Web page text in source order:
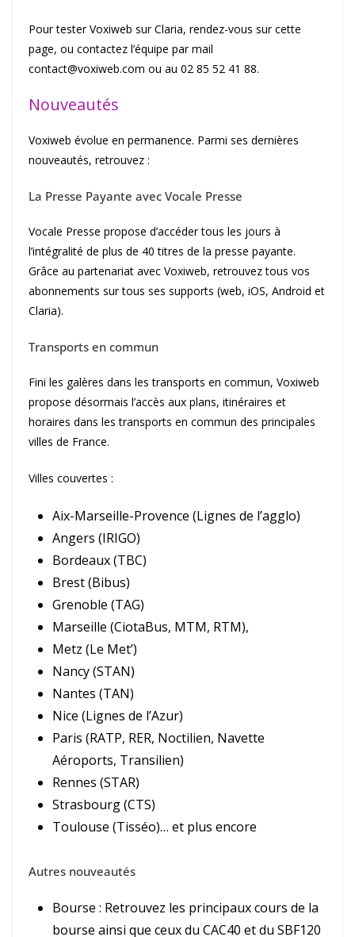
Pour tester Voxiweb sur Claria, rendez-vous sur cette
page, ou contactez l’équipe par mail
contact@voxiweb.com ou au 02 85 52 41 88.
Nouveautés
Voxiweb évolue en permanence. Parmi ses dernières
nouveautés, retrouvez :
La Presse Payante avec Vocale Presse
Vocale Presse propose d’accéder tous les jours à
l’intégralité de plus de 40 titres de la presse payante.
Grâce au partenariat avec Voxiweb, retrouvez tous vos
abonnements sur tous ses supports (web, iOS, Android et
Claria).
Transports en commun
Fini les galères dans les transports en commun, Voxiweb
propose désormais l’accès aux plans, itinéraires et
horaires dans les transports en commun des principales
villes de France.
Villes couvertes :
Aix-Marseille-Provence (Lignes de l’agglo)
Angers (IRIGO)
Bordeaux (TBC)
Brest (Bibus)
Grenoble (TAG)
Marseille (CiotaBus, MTM, RTM),
Metz (Le Met’)
Nancy (STAN)
Nantes (TAN)
Nice (Lignes de l’Azur)
Paris (RATP, RER, Noctilien, Navette
Aéroports, Transilien)
Rennes (STAR)
Strasbourg (CTS)
Toulouse (Tisséo)… et plus encore
Autres nouveautés
Bourse : Retrouvez les principaux cours de la
bourse ainsi que ceux du CAC40 et du SBF120